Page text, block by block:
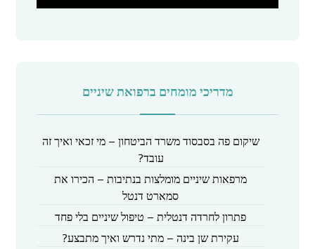
מדריכי מומחים ברפואת שיניים
שיקום פה בסבסוד משרד הביטחון – מי זכאי ואיך זה
עובד?
מרפאות שיניים מומלצות בנתיבות – הכירו את
סמארט דנטל
פתרון לחרדה דנטלית – טיפול שיניים בלי פחד
עקירת שן בינה – מתי נדרש ואיך מתבצע?